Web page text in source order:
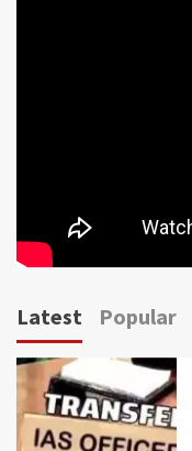
Latest Popular